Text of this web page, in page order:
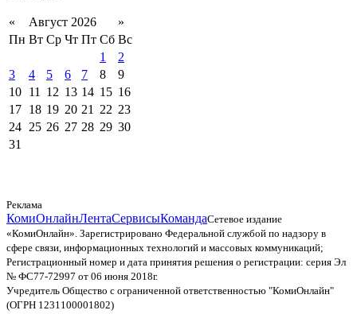
« Август 2026
»
Пн Вт Ср Чт Пт Сб Вс
1
2
3
4 5 6 7 8
9
10 11 12 13 14 15 16
17 18 19 20 21 22 23
24 25 26 27 28 29 30
31
Реклама
КомиОнлайнЛентаСервисыКомандаСетевое издание
«КомиОнлайн». Зарегистрировано Федеральной службой по надзору в
сфере связи, информационных технологий и массовых коммуникаций;
Регистрационный номер и дата принятия решения о регистрации: серия Эл
№ ФС77-72997 от 06 июня 2018г.
Учредитель Общество с ограниченной ответственностью "КомиОнлайн"
(ОГРН 1231100001802)